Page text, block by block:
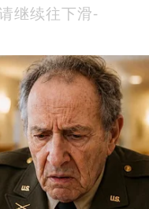
继续往下滑-